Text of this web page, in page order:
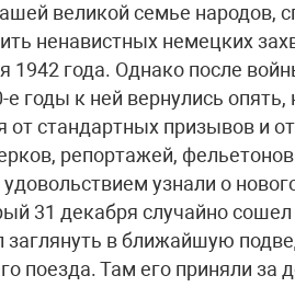
великой семье народов,
ненавистных немецких
1942 года. Однако после
годы к ней вернулись опять,
стандартных призывов и
репортажей,
узнали о
31 декабря случайно сошел
заглянуть в ближайшую
поезда. Там его приняли за